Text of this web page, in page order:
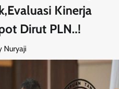
Kinerja
Dirut PLN..!
Nuryaji